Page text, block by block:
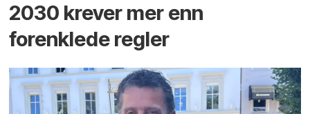
2030 krever mer enn
forenklede regler